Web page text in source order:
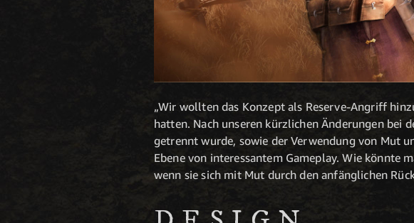
„Wir wollten das Konzept als Reserve-Angriff
hatten. Nach unseren kürzlichen Änderungen bei
getrennt wurde, sowie der Verwendung von Mut
Ebene von interessantem Gameplay. Wie könnte
wenn sie sich mit Mut durch den anfänglichen